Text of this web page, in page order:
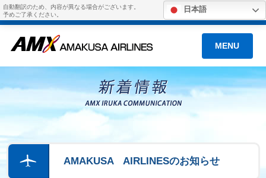
自動翻訳のため、内容が異なる場合がございます。
予めご了承ください。
日本語
MENU
AMAKUSA AIRLINESのお知らせ